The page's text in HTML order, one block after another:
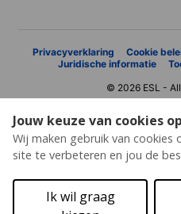
Jouw keuze van cookies
Wij maken gebruik van
site te verbeteren en jou de
Ik wil graag
Privacyverklaring Cookie
Juridische informatie
© 2026 ESL -